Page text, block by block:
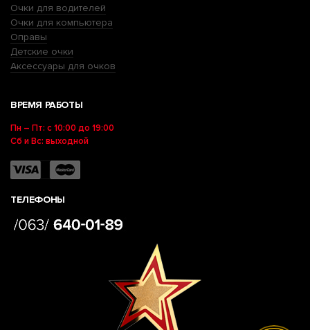
Очки для водителей
Очки для компьютера
Оправы
Детские очки
Аксессуары для очков
ВРЕМЯ РАБОТЫ
Пн – Пт: с 10:00 до 19:00
Сб и Вс: выходной
ТЕЛЕФОНЫ